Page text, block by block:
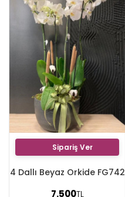
Sipariş Ver
4 Dallı Beyaz Orkide FG742
7.500TL